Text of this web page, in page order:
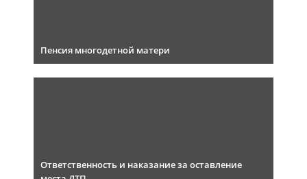
Пенсия многодетной матери
Ответственность и наказание за оставление